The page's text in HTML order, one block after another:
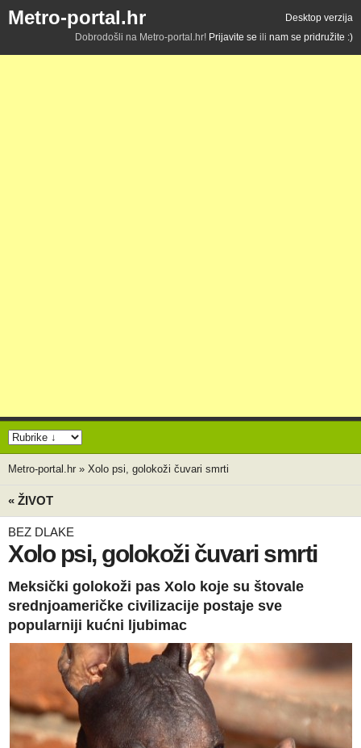
Metro-portal.hr
Desktop verzija
Dobrodošli na Metro-portal.hr! Prijavite se ili nam se pridružite :)
Metro-portal.hr » Xolo psi, golokoži čuvari smrti
« ŽIVOT
BEZ DLAKE
Xolo psi, golokoži čuvari smrti
Meksički golokoži pas Xolo koje su štovale
srednjoameričke civilizacije postaje sve
popularniji kućni ljubimac